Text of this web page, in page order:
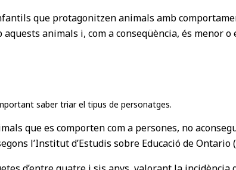
que protagonitzen animals amb
animals i, com a conseqüència, és menor o
saber triar el tipus de personatges.
que es comporten com a persones, no
l’Institut d’Estudis sobre Educació de